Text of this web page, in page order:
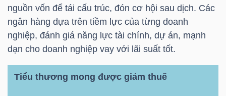
nguồn vốn để tái cấu trúc, đón cơ hội sau dịch. Các
ngân hàng dựa trên tiềm lực của từng doanh
nghiệp, đánh giá năng lực tài chính, dự án, mạnh
dạn cho doanh nghiệp vay với lãi suất tốt.
Tiểu thương mong được giảm thuế
chính
liệu